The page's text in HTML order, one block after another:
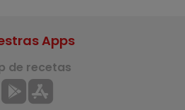
Apps
de recetas